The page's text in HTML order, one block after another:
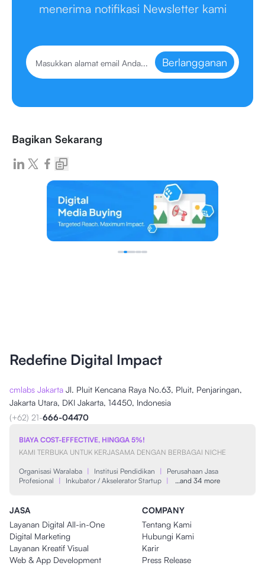
menerima notifikasi Newsletter kami
Berlangganan
Bagikan Sekarang
Redefine Digital Impact
cmlabs Jakarta Jl. Pluit Kencana Raya No.63, Pluit, Penjaringan,
Jakarta Utara, DKI Jakarta, 14450, Indonesia
(+62) 21-666-04470
BIAYA COST-EFFECTIVE, HINGGA 5%!
KAMI TERBUKA UNTUK KERJASAMA DENGAN BERBAGAI NICHE
Organisasi Waralaba | Institusi Pendidikan |
Perusahaan Jasa
Profesional
| Inkubator / Akselerator Startup | …and 34 more
JASA
Layanan Digital All-in-One
Digital Marketing
Layanan Kreatif Visual
Web & App Development
COMPANY
Tentang Kami
Hubungi Kami
Karir
Press Release